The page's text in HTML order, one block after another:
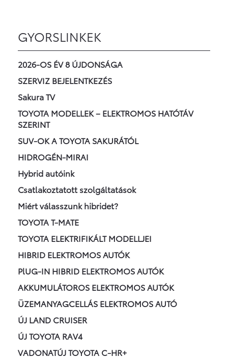
GYORSLINKEK
2026-OS ÉV 8 ÚJDONSÁGA
SZERVIZ BEJELENTKEZÉS
Sakura TV
TOYOTA MODELLEK – ELEKTROMOS HATÓTÁV
SZERINT
SUV-OK A TOYOTA SAKURÁTÓL
HIDROGÉN-MIRAI
Hybrid autóink
Csatlakoztatott szolgáltatások
Miért válasszunk hibridet?
TOYOTA T-MATE
TOYOTA ELEKTRIFIKÁLT MODELLJEI
HIBRID ELEKTROMOS AUTÓK
PlUG-IN HIBRID ELEKTROMOS AUTÓK
AKKUMULÁTOROS ELEKTROMOS AUTÓK
ÜZEMANYAGCELLÁS ELEKTROMOS AUTÓ
ÚJ LAND CRUISER
ÚJ TOYOTA RAV4
VADONATÚJ TOYOTA C-HR+